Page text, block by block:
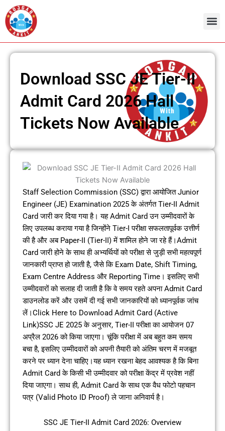
Skip
to
content
Download SSC JE Tier-II
Admit Card 2026 Hall
Tickets Now Available
Staff Selection Commission (SSC) द्वारा आयोजित Junior
Engineer (JE) Examination 2025 के अंतर्गत Tier-II Admit
Card जारी कर दिया गया है। यह Admit Card उन उम्मीदवारों के
लिए उपलब्ध कराया गया है जिन्होंने Tier-I परीक्षा सफलतापूर्वक उत्तीर्ण
की है और अब Paper-II (Tier-II) में शामिल होने जा रहे हैं।Admit
Card जारी होने के साथ ही अभ्यर्थियों को परीक्षा से जुड़ी सभी महत्वपूर्ण
जानकारी प्राप्त हो जाती है, जैसे कि Exam Date, Shift Timing,
Exam Centre Address और Reporting Time। इसलिए सभी
उम्मीदवारों को सलाह दी जाती है कि वे समय रहते अपना Admit Card
डाउनलोड करें और उसमें दी गई सभी जानकारियों को ध्यानपूर्वक जांच
लें।Click Here to Download Admit Card (Active
Link)SSC JE 2025 के अनुसार, Tier-II परीक्षा का आयोजन 07
अप्रैल 2026 को किया जाएगा। चूंकि परीक्षा में अब बहुत कम समय
बचा है, इसलिए उम्मीदवारों को अपनी तैयारी को अंतिम चरण में मजबूत
करने पर ध्यान देना चाहिए।यह ध्यान रखना बेहद आवश्यक है कि बिना
Admit Card के किसी भी उम्मीदवार को परीक्षा केंद्र में प्रवेश नहीं
दिया जाएगा। साथ ही, Admit Card के साथ एक वैध फोटो पहचान
पत्र (Valid Photo ID Proof) ले जाना अनिवार्य है।
SSC JE Tier-II Admit Card 2026: Overview